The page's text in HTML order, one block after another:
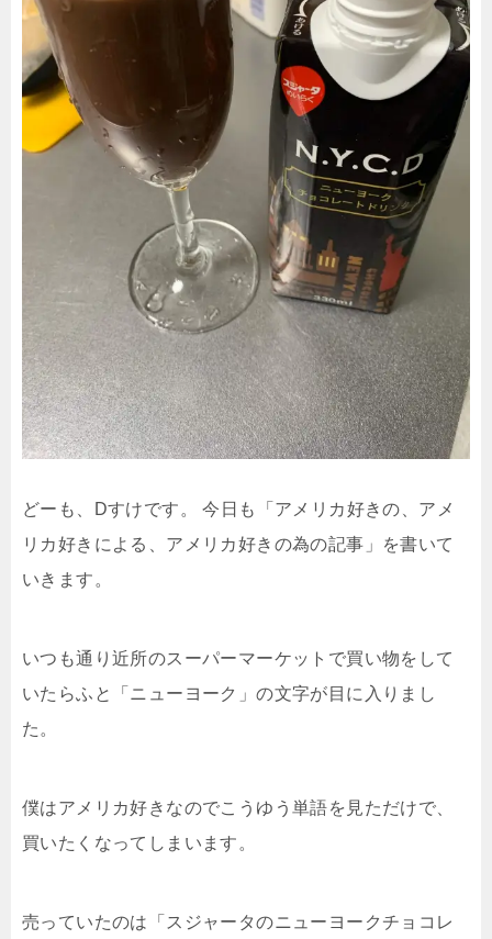
どーも、Dすけです。 今日も「アメリカ好きの、アメ
リカ好きによる、アメリカ好きの為の記事」を書いて
いきます。
いつも通り近所のスーパーマーケットで買い物をして
いたらふと「ニューヨーク」の文字が目に入りまし
た。
僕はアメリカ好きなのでこうゆう単語を見ただけで、
買いたくなってしまいます。
売っていたのは「スジャータのニューヨークチョコレ